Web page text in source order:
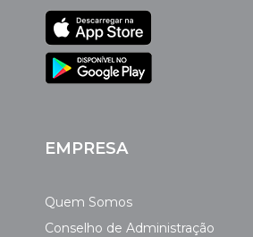
EMPRESA
Quem Somos
Conselho de Administração